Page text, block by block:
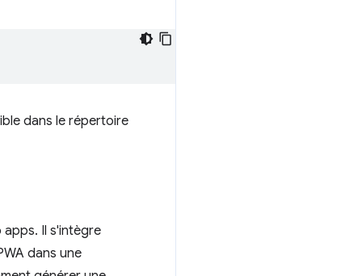
dans le répertoire
Il s'intègre
dans une